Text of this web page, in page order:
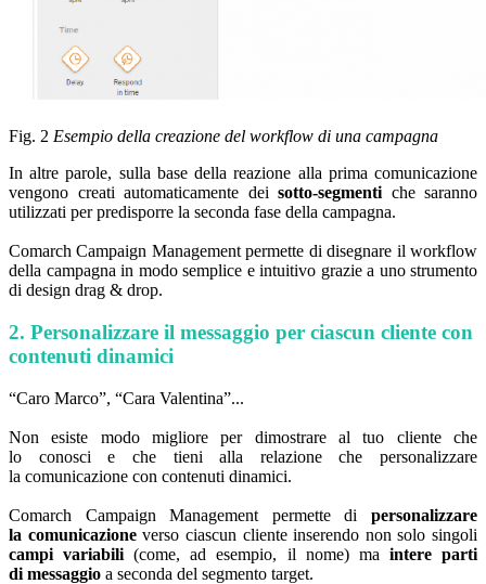
Fig. 2 Esempio della creazione del workflow di una campagna
In altre parole, sulla base della reazione alla prima comunicazione
vengono creati automaticamente dei sotto-segmenti che saranno
utilizzati per predisporre la seconda fase della campagna.
Comarch Campaign Management permette di disegnare il workflow
della campagna in modo semplice e intuitivo grazie a uno strumento
di design drag & drop.
2. Personalizzare il messaggio per ciascun cliente con
contenuti dinamici
“Caro Marco”, “Cara Valentina”...
Non esiste modo migliore per dimostrare al tuo cliente che
lo conosci e che tieni alla relazione che personalizzare
la comunicazione con contenuti dinamici.
Comarch Campaign Management permette di personalizzare
la comunicazioneverso ciascun cliente inserendo non solo singoli
campi variabili (come, ad esempio, il nome) ma intere parti
di messaggio a seconda del segmento target.